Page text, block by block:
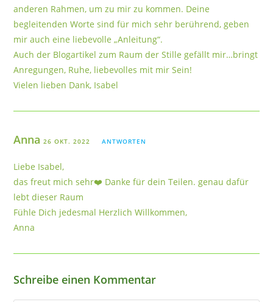
anderen Rahmen, um zu mir zu kommen. Deine
begleitenden Worte sind für mich sehr berührend, geben
mir auch eine liebevolle „Anleitung“.
Auch der Blogartikel zum Raum der Stille gefällt mir…bringt
Anregungen, Ruhe, liebevolles mit mir Sein!
Vielen lieben Dank, Isabel
Anna26 OKT. 2022 ANTWORTEN
Liebe Isabel,
das freut mich sehr❤️ Danke für dein Teilen. genau dafür
lebt dieser Raum
Fühle Dich jedesmal Herzlich Willkommen,
Anna
Schreibe einen Kommentar